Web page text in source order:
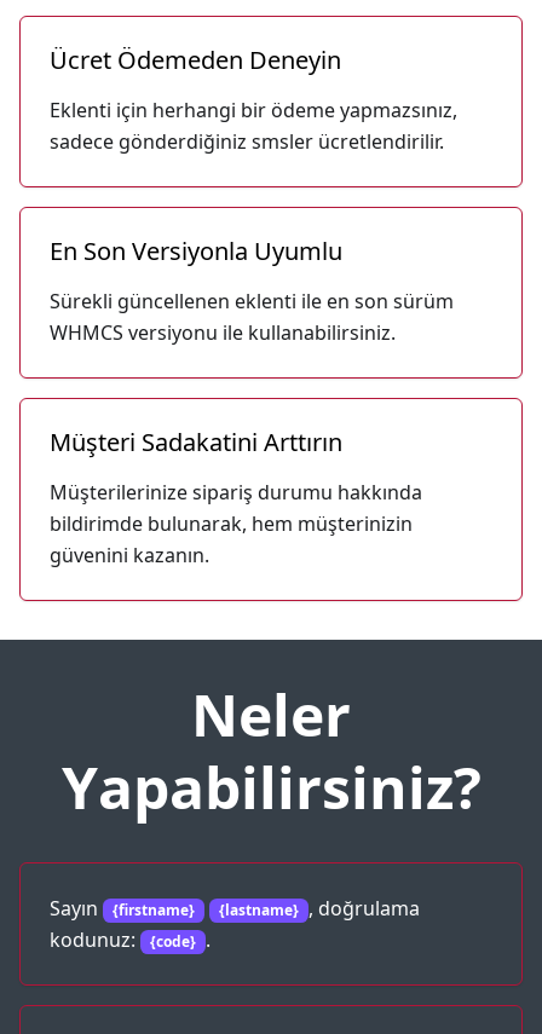
Ücret Ödemeden Deneyin
Eklenti için herhangi bir ödeme yapmazsınız,
sadece gönderdiğiniz smsler ücretlendirilir.
En Son Versiyonla Uyumlu
Sürekli güncellenen eklenti ile en son sürüm
WHMCS versiyonu ile kullanabilirsiniz.
Müşteri Sadakatini Arttırın
Müşterilerinize sipariş durumu hakkında
bildirimde bulunarak, hem müşterinizin
güvenini kazanın.
Neler
Yapabilirsiniz?
Sayın {firstname} {lastname} , doğrulama
kodunuz:
{code} .